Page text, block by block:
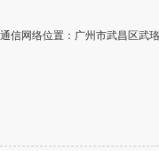
通信网络位置：广州市武昌区武